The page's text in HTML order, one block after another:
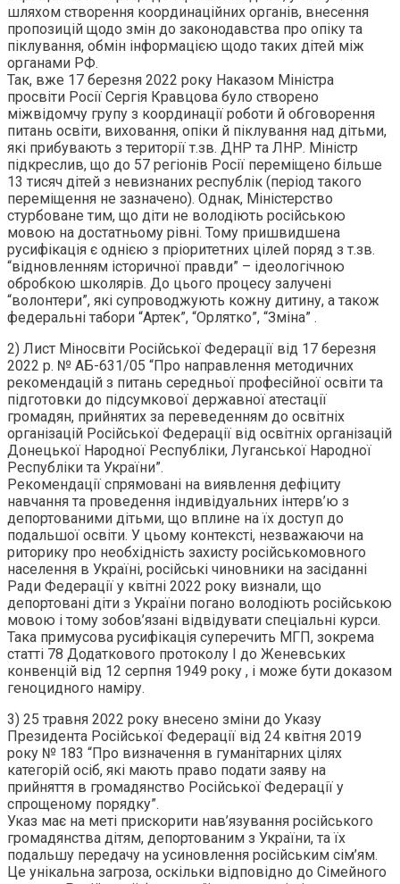
шляхом створення координаційних органів, внесення
пропозицій щодо змін до законодавства про опіку та
піклування, обмін інформацією щодо таких дітей між
органами РФ.
Так, вже 17 березня 2022 року Наказом Міністра
просвіти Росії Сергія Кравцова було створено
міжвідомчу групу з координації роботи й обговорення
питань освіти, виховання, опіки й піклування над дітьми,
які прибувають з території т.зв. ДНР та ЛНР. Міністр
підкреслив, що до 57 регіонів Росії переміщено більше
13 тисяч дітей з невизнаних республік (період такого
переміщення не зазначено). Однак, Міністерство
стурбоване тим, що діти не володіють російською
мовою на достатньому рівні. Тому пришвидшена
русифікація є однією з пріоритетних цілей поряд з т.зв.
“відновленням історичної правди” – ідеологічною
обробкою школярів. До цього процесу залучені
“волонтери”, які супроводжують кожну дитину, а також
федеральні табори “Артек”, “Орлятко”, “Зміна” .
2) Лист Міносвіти Російської Федерації від 17 березня
2022 р. № АБ-631/05 “Про направлення методичних
рекомендацій з питань середньої професійної освіти та
підготовки до підсумкової державної атестації
громадян, прийнятих за переведенням до освітніх
організацій Російської Федерації від освітніх організацій
Донецької Народної Республіки, Луганської Народної
Республіки та України”.
Рекомендації спрямовані на виявлення дефіциту
навчання та проведення індивідуальних інтерв’ю з
депортованими дітьми, що вплине на їх доступ до
подальшої освіти. У цьому контексті, незважаючи на
риторику про необхідність захисту російськомовного
населення в Україні, російські чиновники на засіданні
Ради Федерації у квітні 2022 року визнали, що
депортовані діти з України погано володіють російською
мовою і тому зобов’язані відвідувати спеціальні курси.
Така примусова русифікація суперечить МГП, зокрема
статті 78 Додаткового протоколу І до Женевських
конвенцій від 12 серпня 1949 року , і може бути доказом
геноцидного наміру.
3) 25 травня 2022 року внесено зміни до Указу
Президента Російської Федерації від 24 квітня 2019
року № 183 “Про визначення в гуманітарних цілях
категорій осіб, які мають право подати заяву на
прийняття в громадянство Російської Федерації у
спрощеному порядку”.
Указ має на меті прискорити нав’язування російського
громадянства дітям, депортованим з України, та їх
подальшу передачу на усиновлення російським сім’ям.
Це унікальна загроза, оскільки відповідно до Сімейного